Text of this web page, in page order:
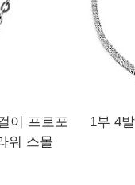
이 프로포
워 스몰
1부 4